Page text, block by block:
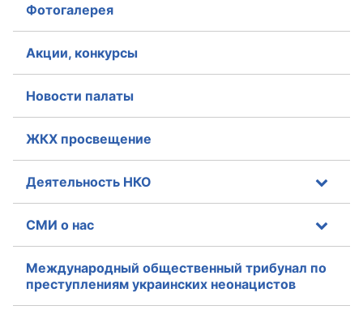
Фотогалерея
Акции, конкурсы
Новости палаты
ЖКХ просвещение
Деятельность НКО
СМИ о нас
Международный общественный трибунал по
преступлениям украинских неонацистов